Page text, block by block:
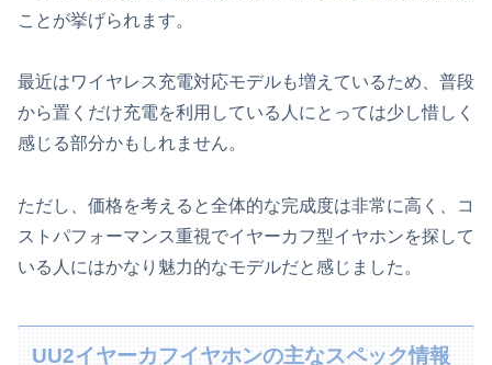
ことが挙げられます。
最近はワイヤレス充電対応モデルも増えているため、普段
から置くだけ充電を利用している人にとっては少し惜しく
感じる部分かもしれません。
ただし、価格を考えると全体的な完成度は非常に高く、コ
ストパフォーマンス重視でイヤーカフ型イヤホンを探して
いる人にはかなり魅力的なモデルだと感じました。
UU2イヤーカフイヤホンの主なスペック情報